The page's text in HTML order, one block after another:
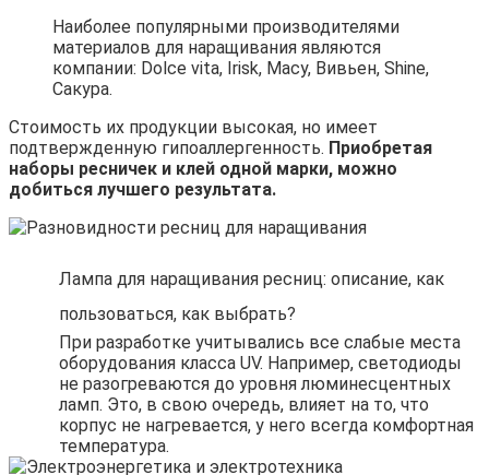
Наиболее популярными производителями
материалов для наращивания являются
компании: Dolce vita, Irisk, Macy, Вивьен, Shine,
Сакура.
Стоимость их продукции высокая, но имеет
подтвержденную гипоаллергенность. Приобретая
наборы ресничек и клей одной марки, можно
добиться лучшего результата.
Лампа для наращивания ресниц: описание, как
пользоваться, как выбрать?
При разработке учитывались все слабые места
оборудования класса UV. Например, светодиоды
не разогреваются до уровня люминесцентных
ламп. Это, в свою очередь, влияет на то, что
корпус не нагревается, у него всегда комфортная
температура.